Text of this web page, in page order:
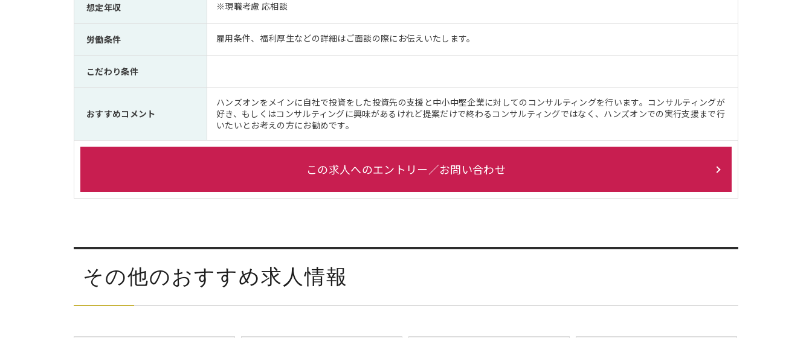
想定年収 ※現職考慮 応相談
労働条件 雇用条件、福利厚生などの詳細はご面談の際にお伝えいたします。
こだわり条件
おすすめコメント
ハンズオンをメインに自社で投資をした投資先の支援と中小中堅企業に対してのコンサルティングを行います。コンサルティングが
好き、もしくはコンサルティングに興味があるけれど提案だけで終わるコンサルティングではなく、ハンズオンでの実行支援まで行
いたいとお考えの方にお勧めです。
この求人へのエントリー／お問い合わせ
その他のおすすめ求人情報